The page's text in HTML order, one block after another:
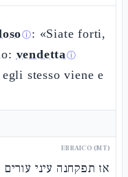
ⓘ: «Siate forti,
vendettaⓘ
stesso viene e
EBRAICO (MT)
אז תפקחנה עיני